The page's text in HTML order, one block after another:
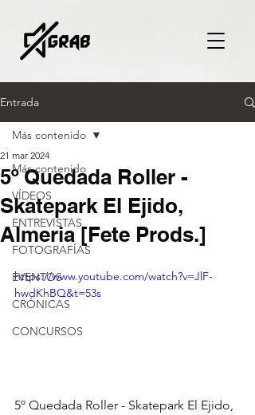
Entrada
Más contenido
VÍDEOS
ENTREVISTAS
FOTOGRAFÍAS
EVENTOS
CRÓNICAS
CONCURSOS
Más contenido
5º Quedada Roller -
Skatepark El Ejido,
Almeria [Fete Prods.]
21 mar 2024
https://www.youtube.com/watch?v=JlF-
hwdKhBQ&t=53s
5º Quedada Roller - Skatepark El Ejido,